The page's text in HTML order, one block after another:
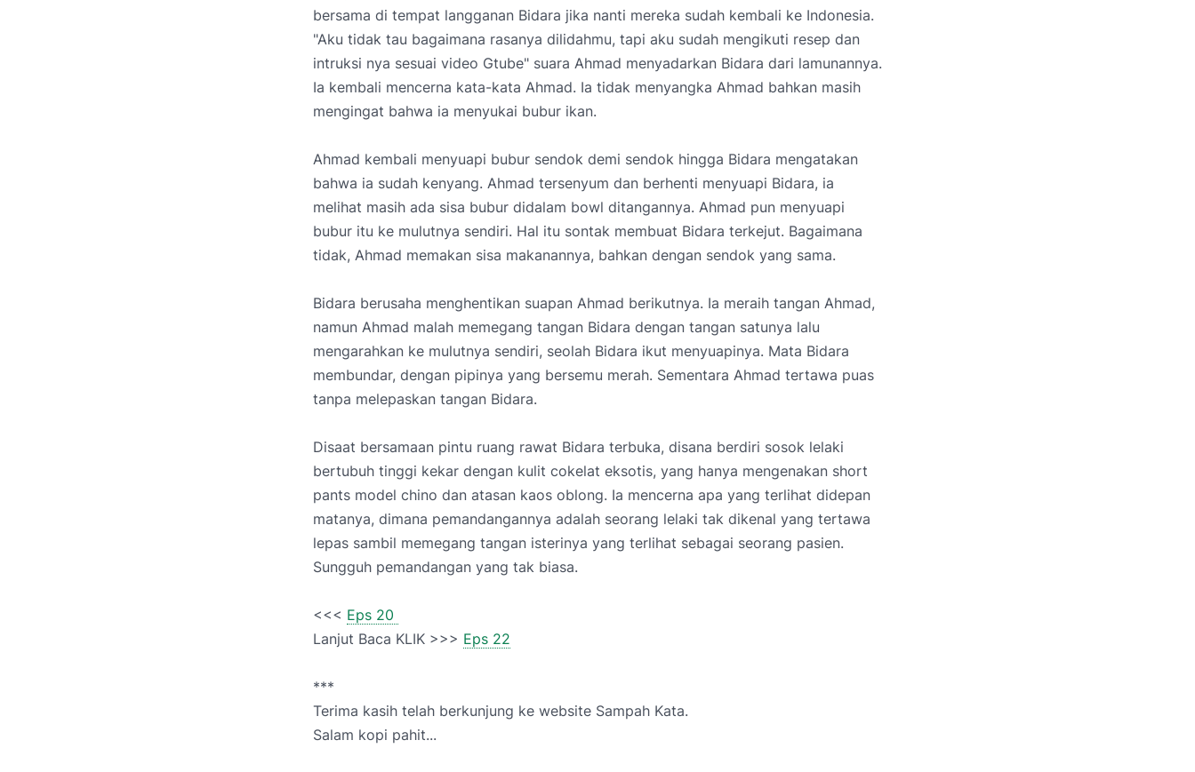
bersama di tempat langganan Bidara jika nanti mereka sudah kembali ke Indonesia.
"Aku tidak tau bagaimana rasanya dilidahmu, tapi aku sudah mengikuti resep dan
intruksi nya sesuai video Gtube" suara Ahmad menyadarkan Bidara dari lamunannya.
Ia kembali mencerna kata-kata Ahmad. Ia tidak menyangka Ahmad bahkan masih
mengingat bahwa ia menyukai bubur ikan.
Ahmad kembali menyuapi bubur sendok demi sendok hingga Bidara mengatakan
bahwa ia sudah kenyang. Ahmad tersenyum dan berhenti menyuapi Bidara, ia
melihat masih ada sisa bubur didalam bowl ditangannya. Ahmad pun menyuapi
bubur itu ke mulutnya sendiri. Hal itu sontak membuat Bidara terkejut. Bagaimana
tidak, Ahmad memakan sisa makanannya, bahkan dengan sendok yang sama.
Bidara berusaha menghentikan suapan Ahmad berikutnya. Ia meraih tangan Ahmad,
namun Ahmad malah memegang tangan Bidara dengan tangan satunya lalu
mengarahkan ke mulutnya sendiri, seolah Bidara ikut menyuapinya. Mata Bidara
membundar, dengan pipinya yang bersemu merah. Sementara Ahmad tertawa puas
tanpa melepaskan tangan Bidara.
Disaat bersamaan pintu ruang rawat Bidara terbuka, disana berdiri sosok lelaki
bertubuh tinggi kekar dengan kulit cokelat eksotis, yang hanya mengenakan short
pants model chino dan atasan kaos oblong. Ia mencerna apa yang terlihat didepan
matanya, dimana pemandangannya adalah seorang lelaki tak dikenal yang tertawa
lepas sambil memegang tangan isterinya yang terlihat sebagai seorang pasien.
Sungguh pemandangan yang tak biasa.
<<< Eps 20
Lanjut Baca KLIK >>> Eps 22
***
Terima kasih telah berkunjung ke website Sampah Kata.
Salam kopi pahit...